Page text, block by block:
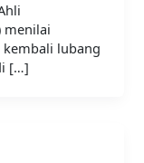
menilai
lubang
[…]